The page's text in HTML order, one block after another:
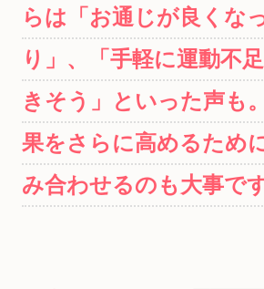
らは「お通じが良くな
り」、「手軽に運動不
きそう」といった声も
果をさらに高めるため
み合わせるのも大事です